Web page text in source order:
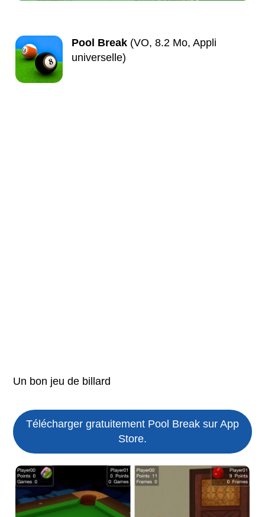
Pool Break (VO, 8.2 Mo, Appli
universelle)
Un bon jeu de billard
Télécharger gratuitement Pool Break sur App
Store.